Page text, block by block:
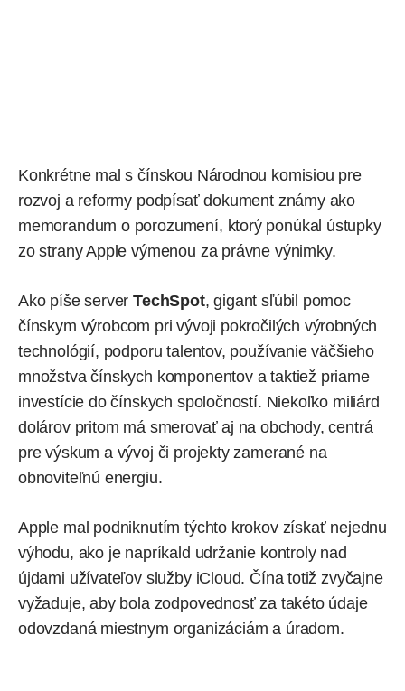
Konkrétne mal s čínskou Národnou komisiou pre
rozvoj a reformy podpísať dokument známy ako
memorandum o porozumení, ktorý ponúkal ústupky
zo strany Apple výmenou za právne výnimky.
Ako píše serverTechSpot, gigant sľúbil pomoc
čínskym výrobcom pri vývoji pokročilých výrobných
technológií, podporu talentov, používanie väčšieho
množstva čínskych komponentov a taktiež priame
investície do čínskych spoločností. Niekoľko miliárd
dolárov pritom má smerovať aj na obchody, centrá
pre výskum a vývoj či projekty zamerané na
obnoviteľnú energiu.
Apple mal podniknutím týchto krokov získať nejednu
výhodu, ako je napríkald udržanie kontroly nad
újdami užívateľov služby iCloud. Čína totiž zvyčajne
vyžaduje, aby bola zodpovednosť za takéto údaje
odovzdaná miestnym organizáciám a úradom.